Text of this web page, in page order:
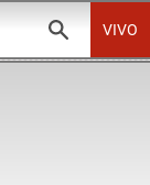
VIVO